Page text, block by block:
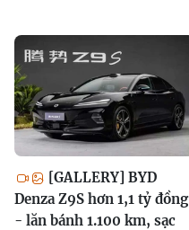
[GALLERY] BYD
Denza Z9S hơn 1,1 tỷ đồng
- lăn bánh 1.100 km, sạc